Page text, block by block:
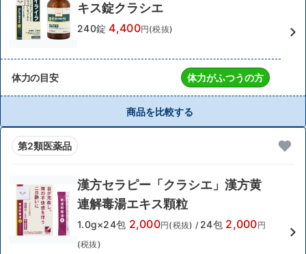
キス錠クラシエ
240錠 4,400円(税抜)
体力の目安 体力がふつうの方
商品を比較する
第2類医薬品
漢方セラピー「クラシエ」漢方黄
連解毒湯エキス顆粒
1.0g×24包 2,000円(税抜) / 24包 2,000円
(税抜)